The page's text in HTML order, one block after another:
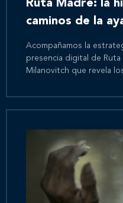
Ruta Madre: la
caminos de la
Acompañamos la
presencia digital de Ruta
Milanovitch que revela